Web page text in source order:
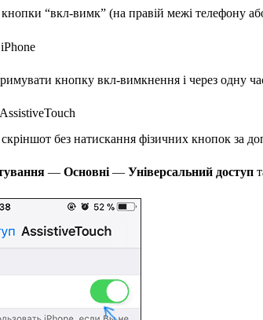
“вкл-вимк” (на правій межі телефону
кнопку вкл-вимкнення і через одну
без натискання фізичних кнопок за
— Основні — Універсальний доступ